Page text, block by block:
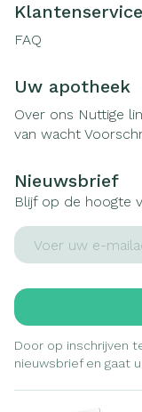
Klantenservice
FAQ
Uw apotheek
Over ons Nuttige
van wacht
Nieuwsbrief
Blijf op de hoogte
E-mail adres
Door op inschrijven
nieuwsbrief en gaat